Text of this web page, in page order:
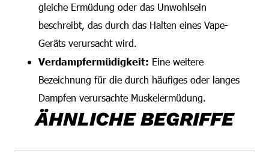
gleiche Ermüdung oder das Unwohlsein
beschreibt, das durch das Halten eines Vape-
Geräts verursacht wird.
Verdampfermüdigkeit: Eine weitere
Bezeichnung für die durch häufiges oder langes
Dampfen verursachte Muskelermüdung.
ÄHNLICHE BEGRIFFE